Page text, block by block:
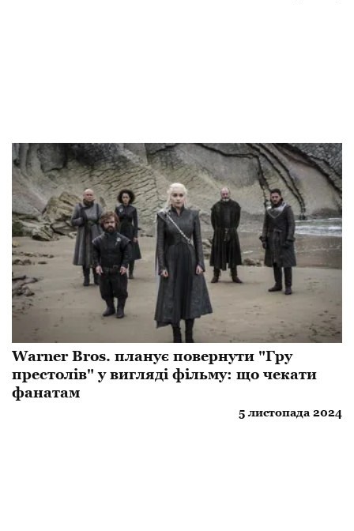
Warner Bros. планує повернути "Гру
престолів" у вигляді фільму: що чекати
фанатам
5 листопада 2024